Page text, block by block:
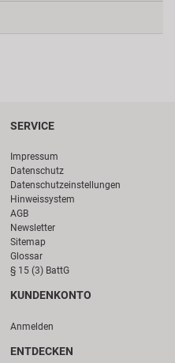
SERVICE
Impressum
Datenschutz
Datenschutzeinstellungen
Hinweissystem
AGB
Newsletter
Sitemap
Glossar
§ 15 (3) BattG
KUNDENKONTO
Anmelden
ENTDECKEN